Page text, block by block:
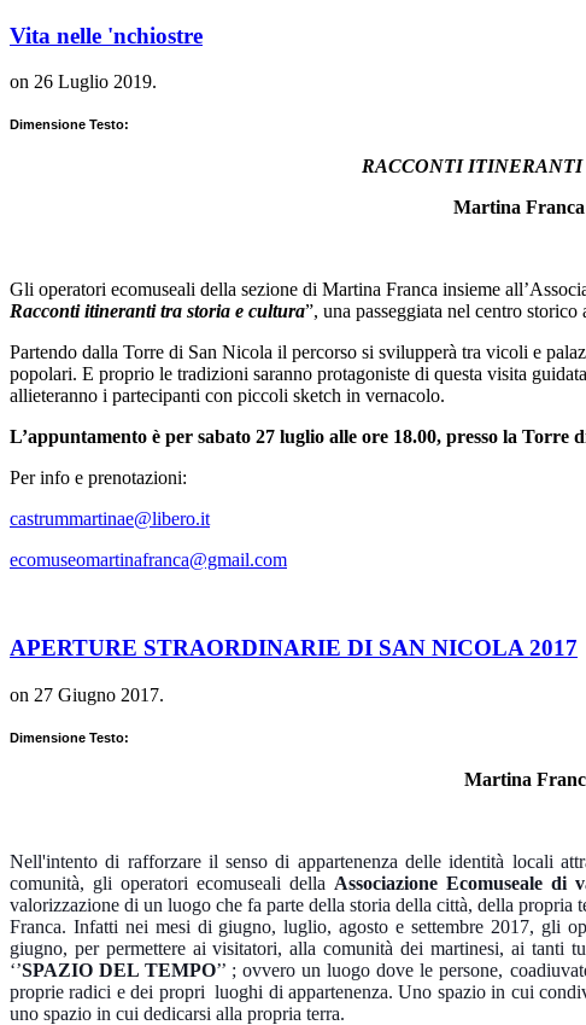
Vita nelle 'nchiostre
on 26 Luglio 2019.
Dimensione Testo:
RACCONTI ITINERANTI
Martina Franca
Gli operatori ecomuseali della sezione di Martina Franca insieme
Racconti itineranti tra storia e cultura”, una passeggiata nel centro
Partendo dalla Torre di San Nicola il percorso si svilupperà tra vicoli e
popolari. E proprio le tradizioni saranno protagoniste di questa visita
allieteranno i partecipanti con piccoli sketch in vernacolo.
L’appuntamento è per sabato 27 luglio alle ore 18.00, presso la Torre
Per info e prenotazioni:
castrummartinae@libero.it
ecomuseomartinafranca@gmail.com
APERTURE STRAORDINARIE DI SAN NICOLA 2017
on 27 Giugno 2017.
Dimensione Testo:
Martina
Nell'intento di rafforzare il senso di appartenenza delle identità locali
comunità, gli operatori ecomuseali della Associazione Ecomuseale
valorizzazione di un luogo che fa parte della storia della città, della propria
Franca. Infatti nei mesi di giugno, luglio, agosto e settembre 2017, gli
giugno, per permettere ai visitatori, alla comunità dei martinesi, ai tanti
‘’SPAZIO DEL TEMPO’’ ; ovvero un luogo dove le persone,
proprie radici e dei propri luoghi di appartenenza. Uno spazio in cui
uno spazio in cui dedicarsi alla propria terra.